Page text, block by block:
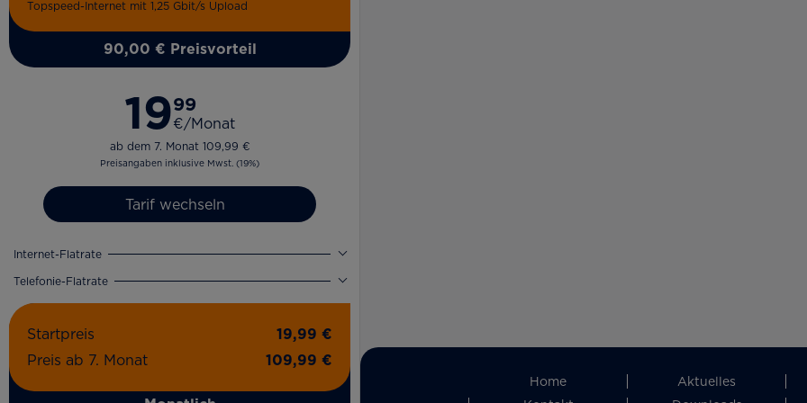
Topspeed-Internet mit 1,25 Gbit/s Upload
90,00 € Preisvorteil
1999
€/Monat
ab dem 7. Monat 109,99 €
Preisangaben inklusive Mwst. (19%)
Tarif wechseln
Internet-Flatrate
Telefonie-Flatrate
Startpreis
19,99 €
Preis ab 7. Monat
109,99 €
Home Aktuelles